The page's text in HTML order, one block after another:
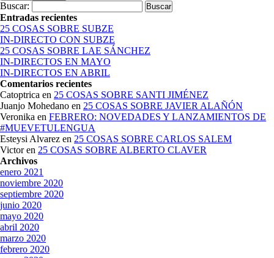
Buscar:
Entradas recientes
25 COSAS SOBRE SUBZE
IN-DIRECTO CON SUBZE
25 COSAS SOBRE LAE SÁNCHEZ
IN-DIRECTOS EN MAYO
IN-DIRECTOS EN ABRIL
Comentarios recientes
Catoptrica en 25 COSAS SOBRE SANTI JIMÉNEZ
Juanjo Mohedano en 25 COSAS SOBRE JAVIER ALAÑÓN
Veronika en FEBRERO: NOVEDADES Y LANZAMIENTOS DE
#MUEVETULENGUA
Esteysi Alvarez en 25 COSAS SOBRE CARLOS SALEM
Victoren 25 COSAS SOBRE ALBERTO CLAVER
Archivos
enero 2021
noviembre 2020
septiembre 2020
junio 2020
mayo 2020
abril 2020
marzo 2020
febrero 2020